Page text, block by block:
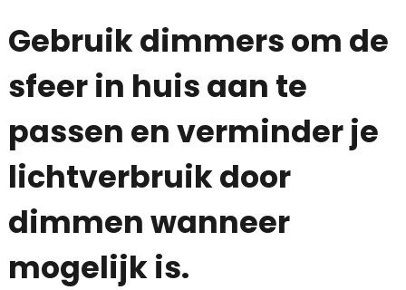
Gebruik dimmers om de
sfeer in huis aan te
passen en verminder je
lichtverbruik door
dimmen wanneer
mogelijk is.